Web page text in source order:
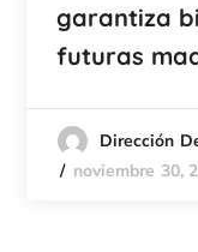
garantiza
futuras
Dirección
noviembre 30,